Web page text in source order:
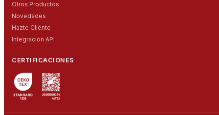
Otros Productos
Novedades
Hazte Cliente
Integracion API
CERTIFICACIONES